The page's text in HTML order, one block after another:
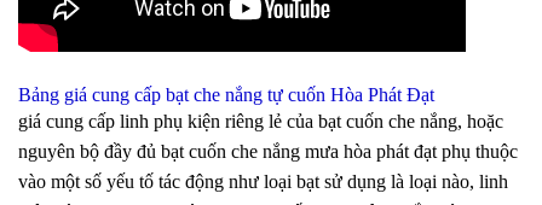
Bảng giá cung cấp bạt che nắng tự cuốn Hòa Phát Đạt
giá cung cấp linh phụ kiện riêng lẻ của bạt cuốn che nắng, hoặc
nguyên bộ đầy đủ bạt cuốn che nắng mưa hòa phát đạt phụ thuộc
vào một số yếu tố tác động như loại bạt sử dụng là loại nào, linh